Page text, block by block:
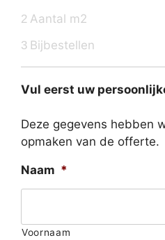
2 Aantal m2
3 Bijbestellen
Vul eerst uw
Deze gegevens hebben
opmaken van de offerte.
Naam *
Voornaam